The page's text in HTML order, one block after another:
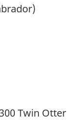
Twin Otter